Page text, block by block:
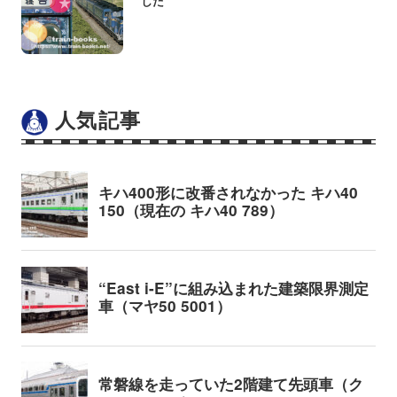
人気記事